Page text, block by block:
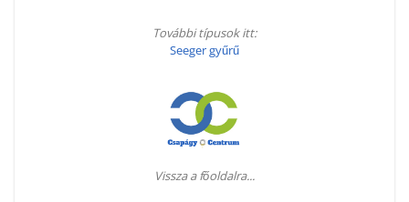
További típusok itt:
Seeger gyűrű
Vissza a főoldalra...